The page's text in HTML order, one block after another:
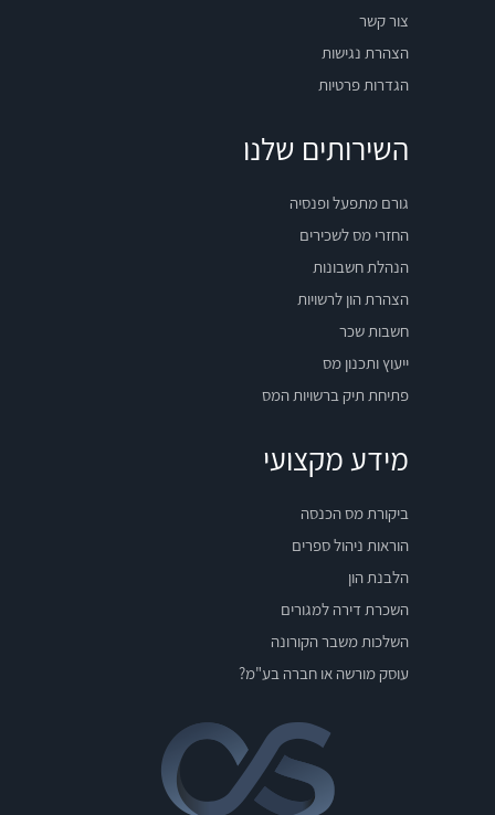
צור קשר
הצהרת נגישות
הגדרות פרטיות
השירותים שלנו
גורם מתפעל ופנסיה
החזרי מס לשכירים
הנהלת חשבונות
הצהרת הון לרשויות
חשבות שכר
ייעוץ ותכנון מס
פתיחת תיק ברשויות המס
מידע מקצועי
ביקורת מס הכנסה
הוראות ניהול ספרים
הלבנת הון
השכרת דירה למגורים
השלכות משבר הקורונה
עוסק מורשה או חברה בע"מ?